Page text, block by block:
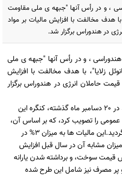
، و در رأس آنها "جبهه ی ملی مقاومت
با هدف مخالفت با افزایش مالیات بر مواد
در هندوراس برگزار شد.
، و در رأس آنها "جبهه ی ملی
زلایا"، با هدف مخالفت با افزایش
حاملان انرژی در هندوراس برگزار
به گزارش خبرنگار ال اچ وی نیوز، در 20 دسامبر ماه گذشته، کنگره این
عمومی را تصویب کرد، که بر اساس آن،
زمینه افزایش مالیات ها فراهم گردید.این مالیات ها به میزان 3% در
مشابه آن در سال قبل افزایش
قیمت سوخت، و برداشته شدن یارانه
و پر مصرف نیز شامل این طرح شده